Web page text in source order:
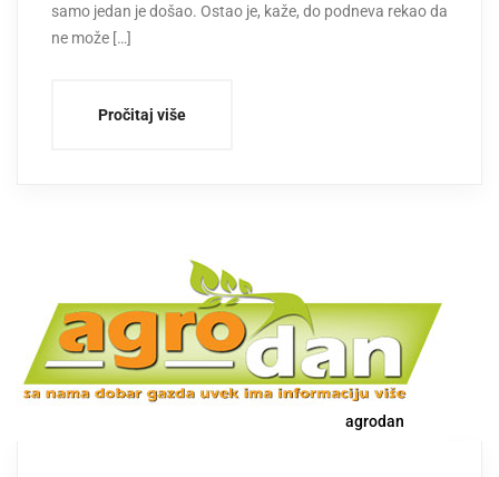
samo jedan je došao. Ostao je, kaže, do podneva rekao da
ne može […]
Pročitaj više
agrodan